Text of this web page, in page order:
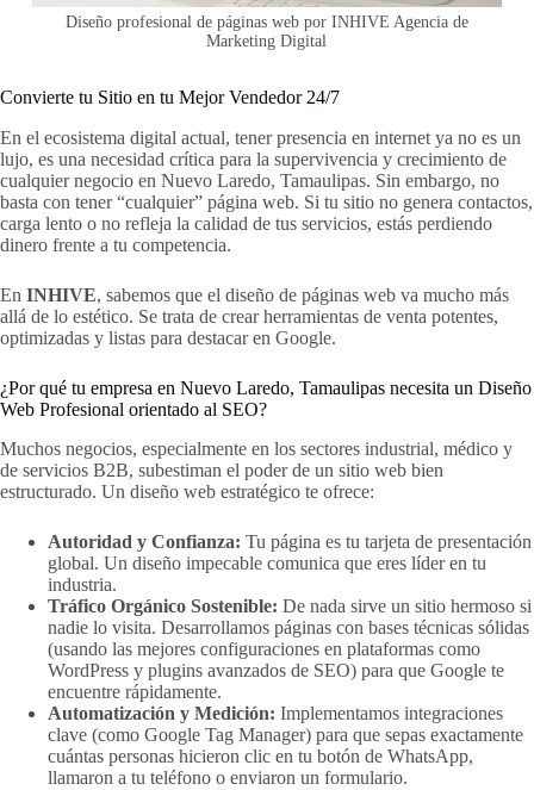
Diseño profesional de páginas web por INHIVE Agencia de
Marketing Digital
Convierte tu Sitio en tu Mejor Vendedor 24/7
En el ecosistema digital actual, tener presencia en internet ya no es un
lujo, es una necesidad crítica para la supervivencia y crecimiento de
cualquier negocio en Nuevo Laredo, Tamaulipas. Sin embargo, no
basta con tener “cualquier” página web. Si tu sitio no genera contactos,
carga lento o no refleja la calidad de tus servicios, estás perdiendo
dinero frente a tu competencia.
En INHIVE, sabemos que el diseño de páginas web va mucho más
allá de lo estético. Se trata de crear herramientas de venta potentes,
optimizadas y listas para destacar en Google.
¿Por qué tu empresa en Nuevo Laredo, Tamaulipas necesita un Diseño
Web Profesional orientado al SEO?
Muchos negocios, especialmente en los sectores industrial, médico y
de servicios B2B, subestiman el poder de un sitio web bien
estructurado. Un diseño web estratégico te ofrece:
Autoridad y Confianza: Tu página es tu tarjeta de presentación
global. Un diseño impecable comunica que eres líder en tu
industria.
Tráfico Orgánico Sostenible: De nada sirve un sitio hermoso si
nadie lo visita. Desarrollamos páginas con bases técnicas sólidas
(usando las mejores configuraciones en plataformas como
WordPress y plugins avanzados de SEO) para que Google te
encuentre rápidamente.
Automatización y Medición: Implementamos integraciones
clave (como Google Tag Manager) para que sepas exactamente
cuántas personas hicieron clic en tu botón de WhatsApp,
llamaron a tu teléfono o enviaron un formulario.